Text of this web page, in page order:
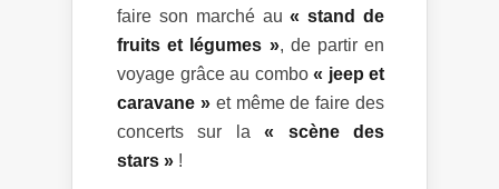
faire son marché au« stand de
fruits et légumes », de partir en
voyage grâce au combo « jeep et
caravane » et même de faire des
concerts sur la« scène des
stars » !